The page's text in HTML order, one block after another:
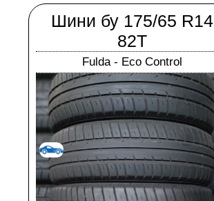
Шини бу 175/65 R14
82T
Fulda - Eco Control